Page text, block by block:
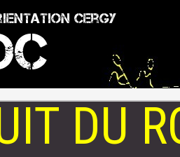
Cergy
DU